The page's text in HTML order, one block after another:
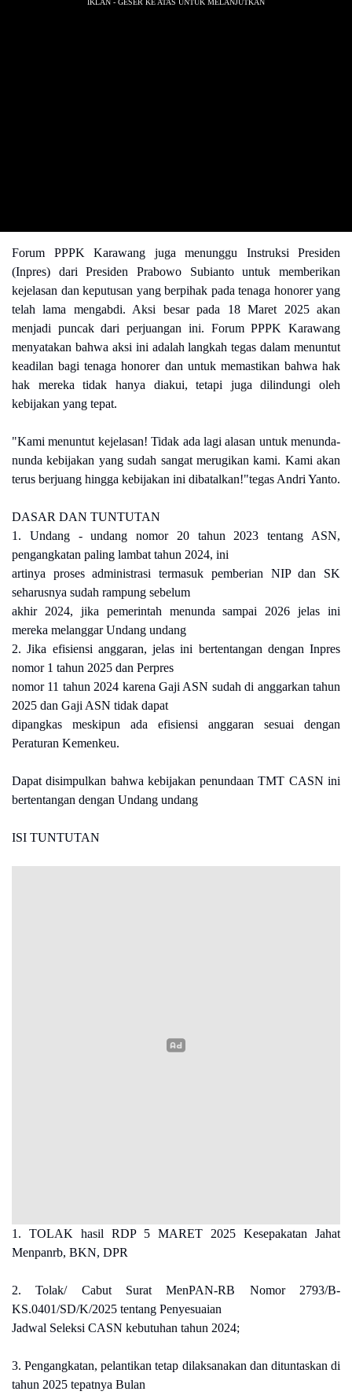
Forum PPPK Karawang juga menunggu Instruksi Presiden
(Inpres) dari Presiden Prabowo Subianto untuk memberikan
kejelasan dan keputusan yang berpihak pada tenaga honorer yang
telah lama mengabdi. Aksi besar pada 18 Maret 2025 akan
menjadi puncak dari perjuangan ini. Forum PPPK Karawang
menyatakan bahwa aksi ini adalah langkah tegas dalam menuntut
keadilan bagi tenaga honorer dan untuk memastikan bahwa hak
hak mereka tidak hanya diakui, tetapi juga dilindungi oleh
kebijakan yang tepat.
"Kami menuntut kejelasan! Tidak ada lagi alasan untuk menunda-
nunda kebijakan yang sudah sangat merugikan kami. Kami akan
terus berjuang hingga kebijakan ini dibatalkan!"tegas Andri Yanto.
DASAR DAN TUNTUTAN
1. Undang - undang nomor 20 tahun 2023 tentang ASN,
pengangkatan paling lambat tahun 2024, ini
artinya proses administrasi termasuk pemberian NIP dan SK
seharusnya sudah rampung sebelum
akhir 2024, jika pemerintah menunda sampai 2026 jelas ini
mereka melanggar Undang undang
2. Jika efisiensi anggaran, jelas ini bertentangan dengan Inpres
nomor 1 tahun 2025 dan Perpres
nomor 11 tahun 2024 karena Gaji ASN sudah di anggarkan tahun
2025 dan Gaji ASN tidak dapat
dipangkas meskipun ada efisiensi anggaran sesuai dengan
Peraturan Kemenkeu.
Dapat disimpulkan bahwa kebijakan penundaan TMT CASN ini
bertentangan dengan Undang undang
ISI TUNTUTAN
1. TOLAK hasil RDP 5 MARET 2025 Kesepakatan Jahat
Menpanrb, BKN, DPR
2. Tolak/ Cabut Surat MenPAN-RB Nomor 2793/B-
KS.0401/SD/K/2025 tentang Penyesuaian
Jadwal Seleksi CASN kebutuhan tahun 2024;
3. Pengangkatan, pelantikan tetap dilaksanakan dan dituntaskan di
tahun 2025 tepatnya Bulan